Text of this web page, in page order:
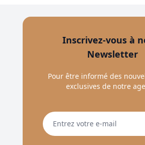
Inscrivez-vous à
Newsletter
Pour être informé des
exclusives de notre